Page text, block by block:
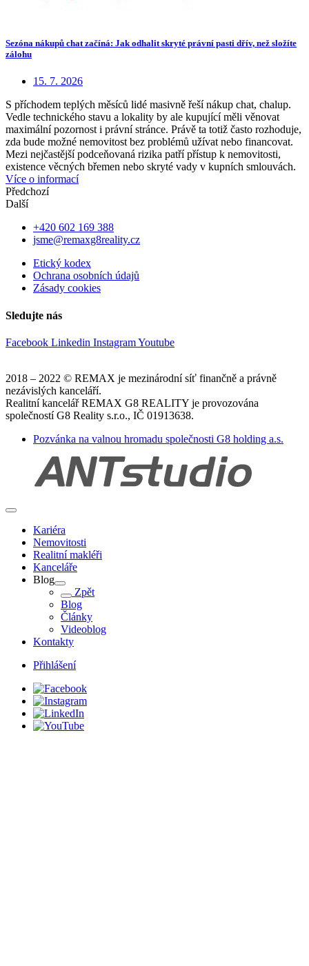
Sezóna nákupů chat začíná: Jak odhalit skryté právní pasti dřív, než složíte
zálohu
15. 7. 2026
S příchodem teplých měsíců lidé masivně řeší nákup chat, chalup.
Vedle technického stavu a lokality by ale kupující měli věnovat
maximální pozornost i právní stránce. Právě ta totiž často rozhoduje,
zda bude možné nemovitost bez problémů užívat nebo financovat.
Mezi nejčastější podceňovaná rizika patří přístup k nemovitosti,
existence věcných břemen nebo skryté vady v kupních smlouvách.
Více o informací
Předchozí
Další
+420 602 169 388
jsme@remaxg8reality.cz
Etický kodex
Ochrana osobních údajů
Zásady cookies
Sledujte nás
Facebook Linkedin InstagramYoutube
2018 – 2022 © REMAX je mezinárodní síť finančně a právně
nezávislých kanceláří.
Realitní kancelář REMAX G8 REALITY je provozována
společností G8 Reality s.r.o., IČ 01913638.
Pozvánka na valnou hromadu společnosti G8 holding a.s.
Kariéra
Nemovitosti
Realitní makléři
Kanceláře
Blog
Zpět
Blog
Články
Videoblog
Kontakty
Přihlášení